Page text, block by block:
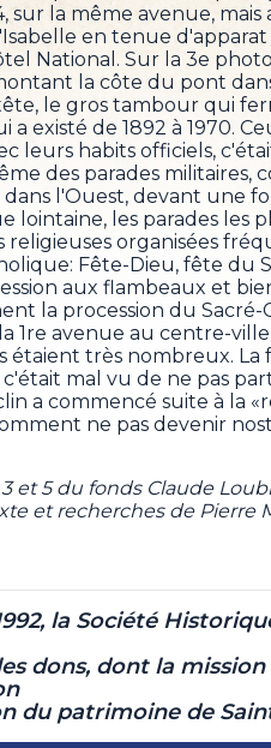
sur la même avenue,
en tenue
National. Sur la 3e
la côte du pont
le gros tambour qui
a existé de 1892 à 1970.
leurs habits officiels,
des parades militaires,
dans l'Ouest, devant une
lointaine, les parades les
religieuses organisées
Fête-Dieu, fête du
aux flambeaux et
la procession du Sacré-
1re avenue au centre-
étaient très nombreux. La
c'était mal vu de ne pas
a commencé suite à la
ne pas devenir
3 et 5 du fonds Claude
et recherches de Pierre
la Société
dons, dont la
du patrimoine de